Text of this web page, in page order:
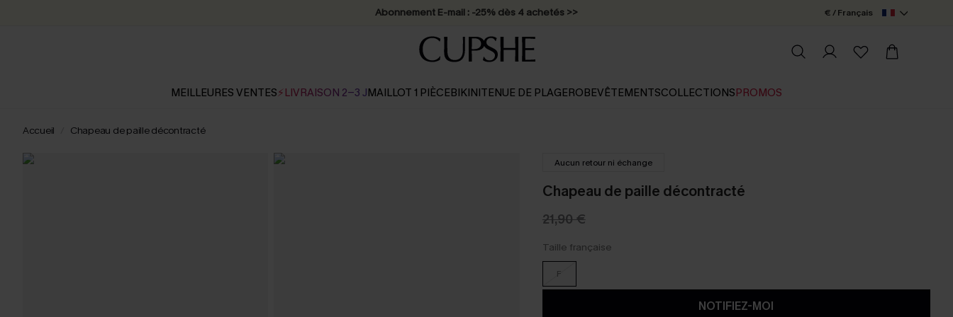
Abonnement E-mail : -25% dès 4 achetés >> € / Français
MEILLEURES VENTES⚡LIVRAISON 2-3 JMAILLOT 1 PIÈCEBIKINITENUE DE PLAGEROBEVÊTEMENTSCOLLECTIONSPROMOS
Accueil Chapeau de paille décontracté
Aucun retour ni échange
Chapeau de paille décontracté
21,90 €
Taille française
F
NOTIFIEZ-MOI